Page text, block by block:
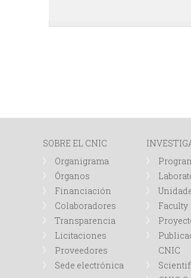
SOBRE EL CNIC
Organigrama
Órganos
Financiación
Colaboradores
Transparencia
Licitaciones
Proveedores
Sede electrónica
Faculty
CNIC